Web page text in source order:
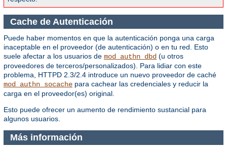
Cache de Autenticación
Puede haber momentos en que la autenticación ponga una carga
inaceptable en el proveedor (de autenticación) o en tu red. Esto
suele afectar a los usuarios de mod_authn_dbd (u otros
proveedores de terceros/personalizados). Para lidiar con este
problema, HTTPD 2.3/2.4 introduce un nuevo proveedor de caché
mod_authn_socache para cachear las credenciales y reducir la
carga en el proveedor(es) original.
Esto puede ofrecer un aumento de rendimiento sustancial para
algunos usuarios.
Más información